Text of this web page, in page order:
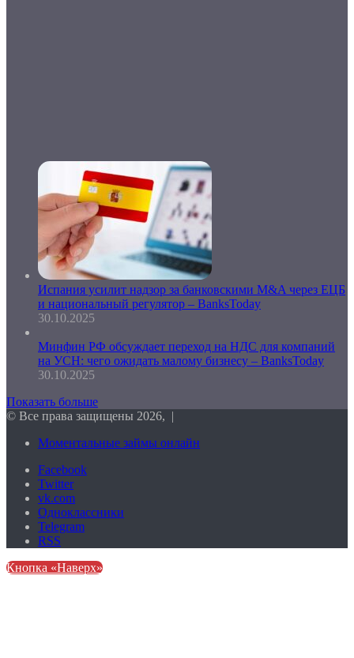
Испания усилит надзор за банковскими M&A через ЕЦБ
и национальный регулятор – BanksToday
30.10.2025
Минфин РФ обсуждает переход на НДС для компаний
на УСН: чего ожидать малому бизнесу – BanksToday
30.10.2025
Показать больше
© Все права защищены 2026, |
Моментальные займы онлайн
Facebook
Twitter
vk.com
Одноклассники
Telegram
RSS
Кнопка «Наверх»